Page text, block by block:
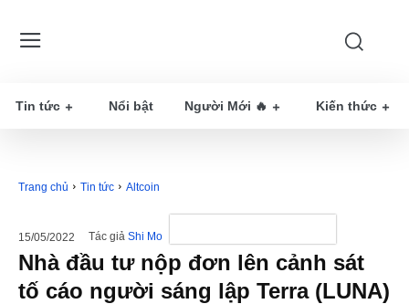
Tin tức Nổi bật Người Mới 🔥 Kiến thức
Trang chủ Tin tức Altcoin
15/05/2022 Tác giả Shi Mo
Nhà đầu tư nộp đơn lên cảnh sát
tố cáo người sáng lập Terra (LUNA)